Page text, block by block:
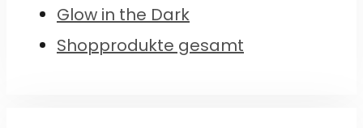
Glow in the Dark
Shopprodukte gesamt